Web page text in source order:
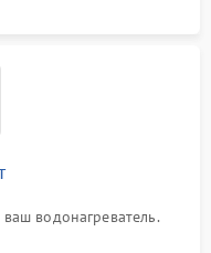
водонагреватель.